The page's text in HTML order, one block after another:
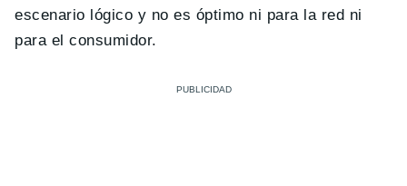
escenario lógico y no es óptimo ni para la red ni
para el consumidor.